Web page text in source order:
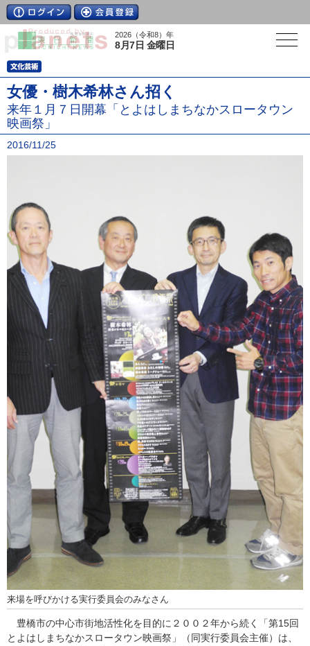
2026（令和8）年
8月7日 金曜日
女優・樹木希林さん招く
来年１月７日開幕「とよはしまちなかスロータウン
映画祭」
2016/11/25
来場を呼びかける実行委員会のみなさん
豊橋市の中心市街地活性化を目的に２００２年から続く「第15回
とよはしまちなかスロータウン映画祭」（同実行委員会主催）は、